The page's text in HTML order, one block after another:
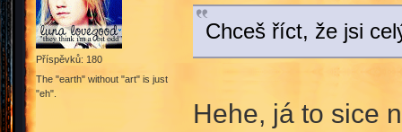
Příspěvků: 180
The "earth" without "art" is just
"eh".
Chceš říct, že jsi
Hehe, já to sice